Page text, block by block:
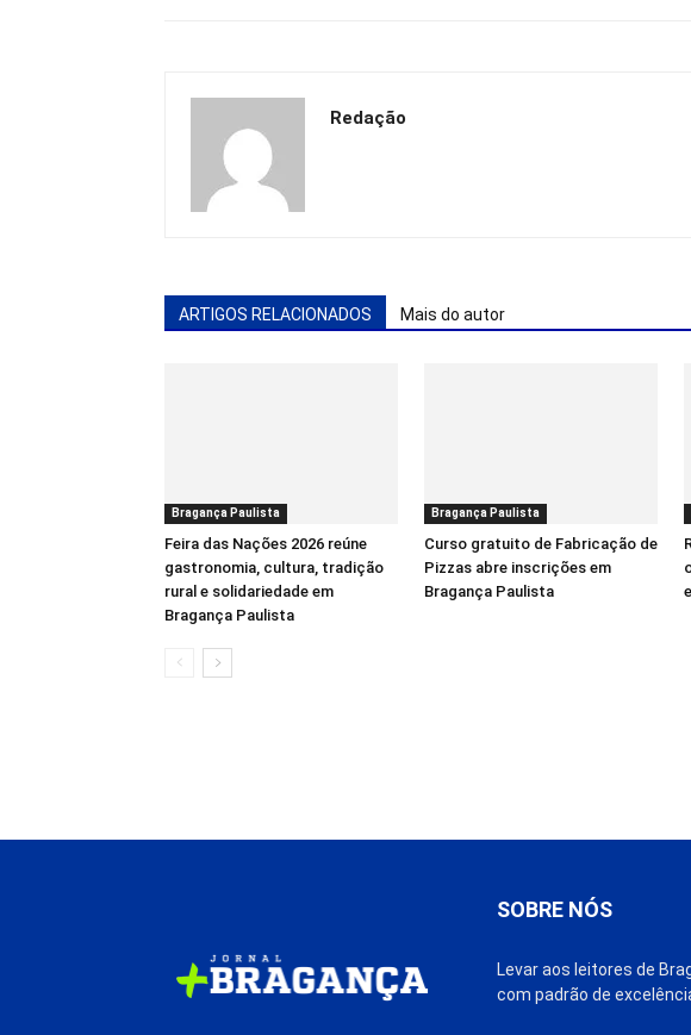
Redação
ARTIGOS RELACIONADOS Mais do autor
Bragança Paulista
Feira das Nações 2026 reúne
gastronomia, cultura, tradição
rural e solidariedade em
Bragança Paulista
Bragança Paulista
Curso gratuito de Fabricação de
Pizzas abre inscrições em
Bragança Paulista
SOBRE NÓS
Levar aos leitores de
com padrão de